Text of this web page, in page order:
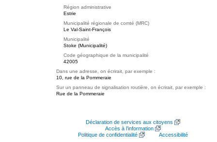
Région administrative
Estrie
Municipalité régionale de comté (MRC)
Le Val-Saint-François
Municipalité
Stoke (Municipalité)
Code géographique de la municipalité
42005
Dans une adresse, on écrirait, par exemple :
10, rue de la Pommeraie
Sur un panneau de signalisation routière, on écrirait, par exemple :
Rue de la Pommeraie
Déclaration de services aux citoyens
Accès à l’information
Politique de confidentialité
Accessibilité